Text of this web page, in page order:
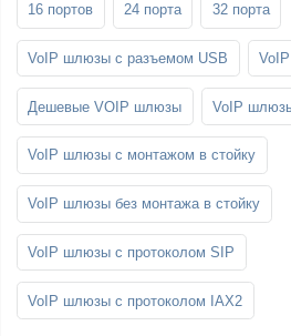
16 портов 24 порта 32 порта
VoIP шлюзы с разъемом USB
Дешевые VOIP шлюзы VoIP
VoIP шлюзы с монтажом в стойку
VoIP шлюзы без монтажа в стойку
VoIP шлюзы с протоколом SIP
VoIP шлюзы с протоколом IAX2